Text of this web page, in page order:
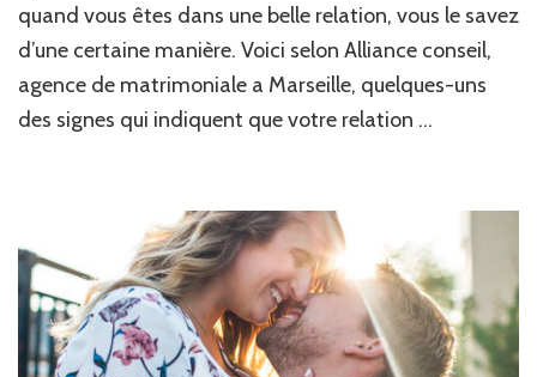
quand vous êtes dans une belle relation, vous le savez
d’une certaine manière. Voici selon Alliance conseil,
agence de matrimoniale a Marseille, quelques-uns
des signes qui indiquent que votre relation …